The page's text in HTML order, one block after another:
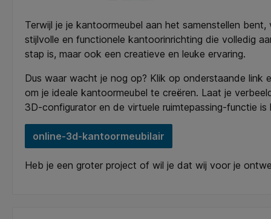
Terwijl je je kantoormeubel aan het samenstellen
stijlvolle en functionele kantoorinrichting die volledig
stap is, maar ook een creatieve en leuke ervaring.
Dus waar wacht je nog op? Klik op onderstaande link
om je ideale kantoormeubel te creëren. Laat je
3D-configurator en de virtuele ruimtepassing-functie
online-3d-kantoormeubilair
Heb je een groter project of wil je dat wij voor je